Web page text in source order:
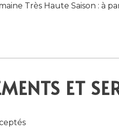
Très Haute Saison : à
ET